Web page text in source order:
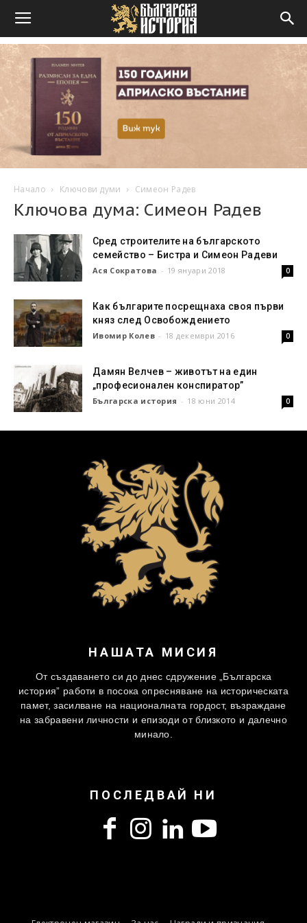
Начало Ключови думи Симеон Радев
Ключова дума: Симеон Радев
Сред строителите на българското
семейство – Бистра и Симеон Радеви
Ася Сократова - 19 януари 2018 0
Как българите посрещнаха своя първи
княз след Освобождението
Ивомир Колев - 18 декември 2016 0
Дамян Велчев – животът на един
„професионален конспиратор”
Българска история - 18 юни 2014 0
НАШАТА МИСИЯ
От създаването си до днес сдружение „Българска
история” работи в посока опресняване на историческата
памет, засилване на националната гордост, възраждане
на забравени личности и епизоди от близкото и далечно
минало.
ПОСЛЕДВАЙ НИ